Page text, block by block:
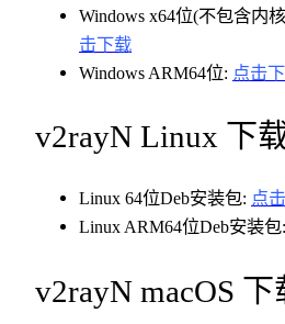
Windows x64位(不包含内
击下载
Windows ARM64位: 点击
v2rayN Linux 下
Linux 64位Deb安装包: 点
Linux ARM64位Deb安装包:
v2rayN macOS